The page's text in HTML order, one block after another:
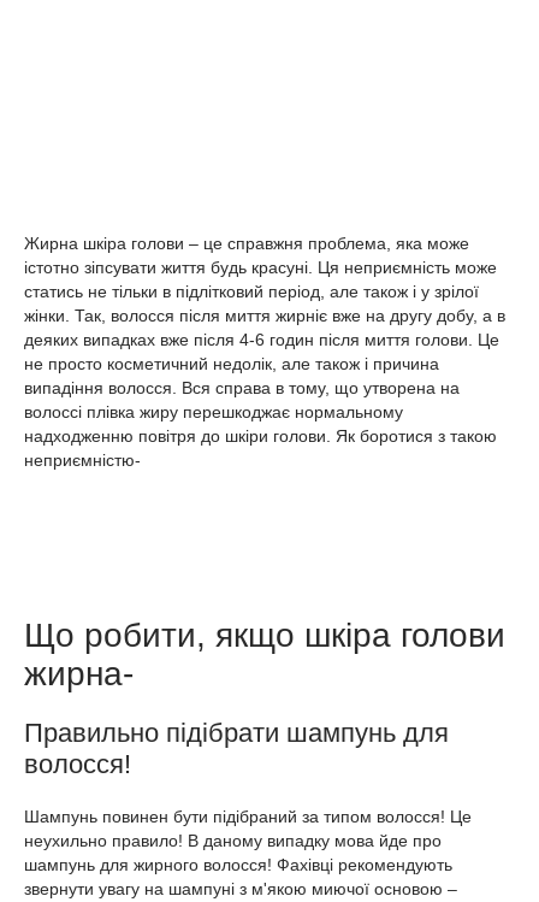
Жирна шкіра голови – це справжня проблема, яка може
істотно зіпсувати життя будь красуні. Ця неприємність може
статись не тільки в підлітковий період, але також і у зрілої
жінки. Так, волосся після миття жирніє вже на другу добу, а в
деяких випадках вже після 4-6 годин після миття голови. Це
не просто косметичний недолік, але також і причина
випадіння волосся. Вся справа в тому, що утворена на
волоссі плівка жиру перешкоджає нормальному
надходженню повітря до шкіри голови. Як боротися з такою
неприємністю-
Що робити, якщо шкіра голови
жирна-
Правильно підібрати шампунь для
волосся!
Шампунь повинен бути підібраний за типом волосся! Це
неухильно правило! В даному випадку мова йде про
шампунь для жирного волосся! Фахівці рекомендують
звернути увагу на шампуні з м'якою миючої основою –